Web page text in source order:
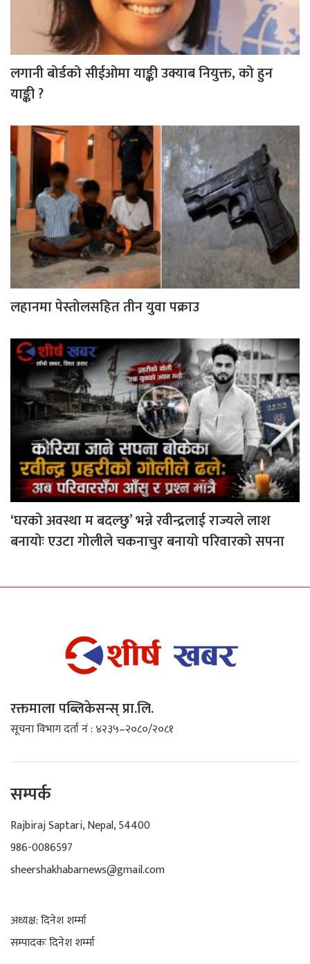
लगानी बोर्डको सीईओमा याङ्की उक्याब नियुक्त, को हुन
याङ्की ?
लहानमा पेस्तोलसहित तीन युवा पक्राउ
‘घरको अवस्था म बदल्छु’ भन्ने रवीन्द्रलाई राज्यले लाश
बनायोः एउटा गोलीले चकनाचुर बनायो परिवारको सपना
रक्तमाला पब्लिकेसन्स् प्रा.लि.
सूचना विभाग दर्ता नं : ४२३५–२०८०/२०८१
सम्पर्क
Rajbiraj Saptari, Nepal, 54400
986-0086597
sheershakhabarnews@gmail.com
अध्यक्ष: दिनेश शर्म्मा
सम्पादकः दिनेश शर्म्मा